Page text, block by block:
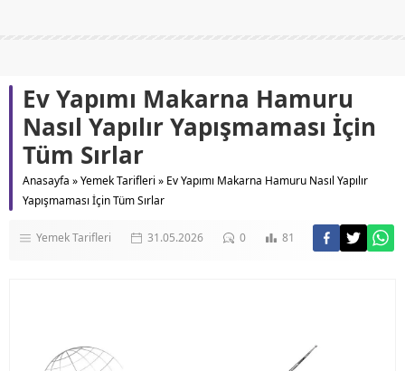
Ev Yapımı Makarna Hamuru
Nasıl Yapılır Yapışmaması İçin
Tüm Sırlar
Anasayfa »Yemek Tarifleri » Ev Yapımı Makarna Hamuru Nasıl Yapılır
Yapışmaması İçin Tüm Sırlar
Yemek Tarifleri 31.05.2026 0 81